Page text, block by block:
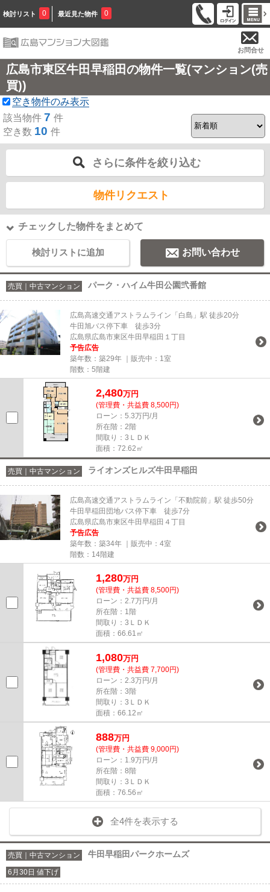
検討リスト 0 最近見た物件 0
お問合せ
広島市東区牛田早稲田の物件一覧(マンション(売
買))
空き物件のみ表示
該当物件 7 件
空き数 10 件
さらに条件を絞り込む
物件リクエスト
チェックした物件をまとめて
検討リストに追加 お問い合わせ
売買｜中古マンション パーク・ハイム牛田公園弐番館
広島高速交通アストラムライン「白島」駅 徒歩20分
牛田旭バス停下車 徒歩3分
広島県広島市東区牛田早稲田１丁目
予告広告
築年数：築29年 ｜販売中： 1室
階数：5階建
2,480万円
(管理費・共益費 8,500円)
ローン：5.3万円/月
所在階：2階
間取り：3ＬＤＫ
面積：72.62㎡
売買｜中古マンション ライオンズヒルズ牛田早稲田
広島高速交通アストラムライン「不動院前」駅 徒歩50分
牛田早稲田団地バス停下車 徒歩7分
広島県広島市東区牛田早稲田４丁目
予告広告
築年数：築34年 ｜販売中： 4室
階数：14階建
1,280万円
(管理費・共益費 8,500円)
ローン：2.7万円/月
所在階：1階
間取り：3ＬＤＫ
面積：66.61㎡
1,080万円
(管理費・共益費 7,700円)
ローン：2.3万円/月
所在階：3階
間取り：3ＬＤＫ
面積：66.12㎡
888万円
(管理費・共益費 9,000円)
ローン：1.9万円/月
所在階：8階
間取り：3ＬＤＫ
面積：76.56㎡
全4件を表示する
売買｜中古マンション 牛田早稲田パークホームズ
6月30日 値下げ